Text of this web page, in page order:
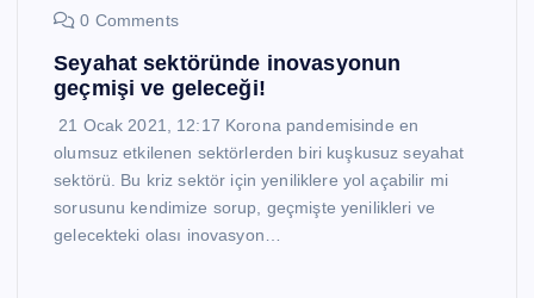
0 Comments
Seyahat sektöründe inovasyonun
geçmişi ve geleceği!
21 Ocak 2021, 12:17 Korona pandemisinde en
olumsuz etkilenen sektörlerden biri kuşkusuz seyahat
sektörü. Bu kriz sektör için yeniliklere yol açabilir mi
sorusunu kendimize sorup, geçmişte yenilikleri ve
gelecekteki olası inovasyon…